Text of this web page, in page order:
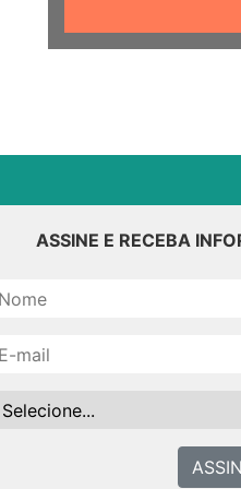
ASSINE E RECEBA